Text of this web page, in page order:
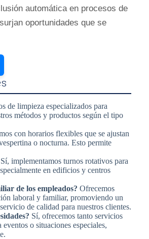
automática en procesos de
oportunidades que se
de limpieza especializados para
métodos y productos según el tipo
con horarios flexibles que se ajustan
o nocturna. Esto permite
Sí, implementamos turnos rotativos para
en edificios y centros
de los empleados? Ofrecemos
laboral y familiar, promoviendo un
de calidad para nuestros clientes.
Sí, ofrecemos tanto servicios
o situaciones especiales,